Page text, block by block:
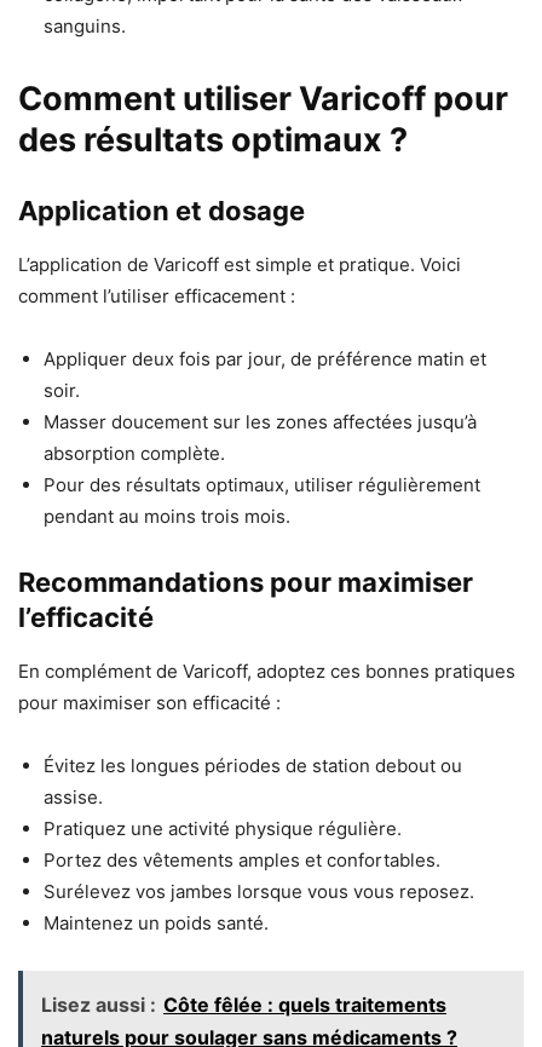
sanguins.
Comment utiliser Varicoff pour
des résultats optimaux ?
Application et dosage
L’application de Varicoff est simple et pratique. Voici
comment l’utiliser efficacement :
Appliquer deux fois par jour, de préférence matin et
soir.
Masser doucement sur les zones affectées jusqu’à
absorption complète.
Pour des résultats optimaux, utiliser régulièrement
pendant au moins trois mois.
Recommandations pour maximiser
l’efficacité
En complément de Varicoff, adoptez ces bonnes pratiques
pour maximiser son efficacité :
Évitez les longues périodes de station debout ou
assise.
Pratiquez une activité physique régulière.
Portez des vêtements amples et confortables.
Surélevez vos jambes lorsque vous vous reposez.
Maintenez un poids santé.
Lisez aussi : Côte fêlée : quels traitements
naturels pour soulager sans médicaments ?